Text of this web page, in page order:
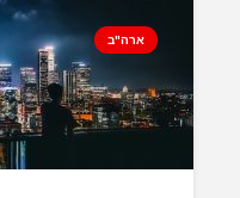
ארה"ב